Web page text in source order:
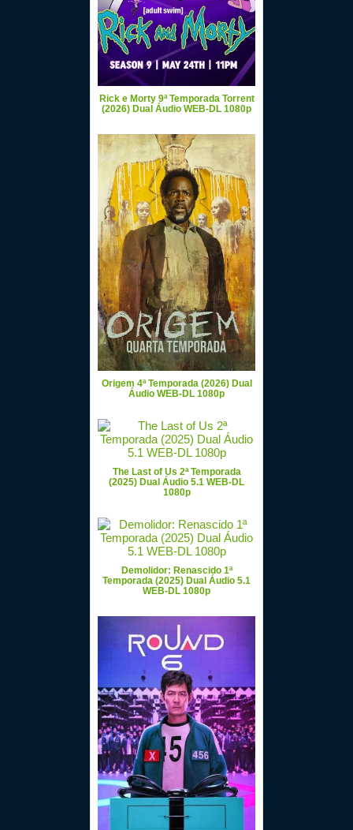
Rick e Morty 9ª Temporada Torrent
(2026) Dual Áudio WEB-DL 1080p
Origem 4ª Temporada (2026) Dual
Áudio WEB-DL 1080p
The Last of Us 2ª Temporada
(2025) Dual Áudio 5.1 WEB-DL
1080p
Demolidor: Renascido 1ª
Temporada (2025) Dual Áudio 5.1
WEB-DL 1080p